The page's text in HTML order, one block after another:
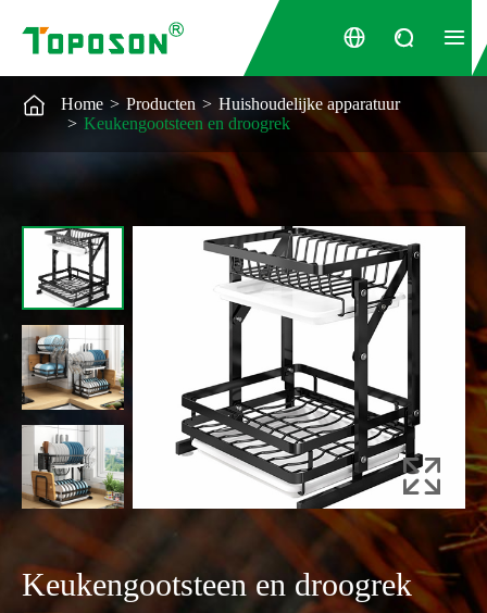
  

Keukengootsteen en droogrek
 Home Producten
Huishoudelijke apparatuur
Keukengootsteen en droogrek